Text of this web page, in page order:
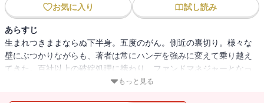
お気に入り 試し読み
あらすじ
生まれつきままならぬ下半身。五度のがん。側近の裏切り。様々な
壁にぶつかりながらも、著者は常にハンデを強みに変えて乗り越え
てきた。百社以上の破綻処理に携わり、ファンドマネジャーとなっ
た今、半生を振り返りこう断言する。「生きてさえいれば何とかな
もっと見る